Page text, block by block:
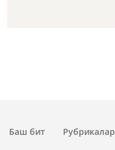
Баш бит Рубрикалар